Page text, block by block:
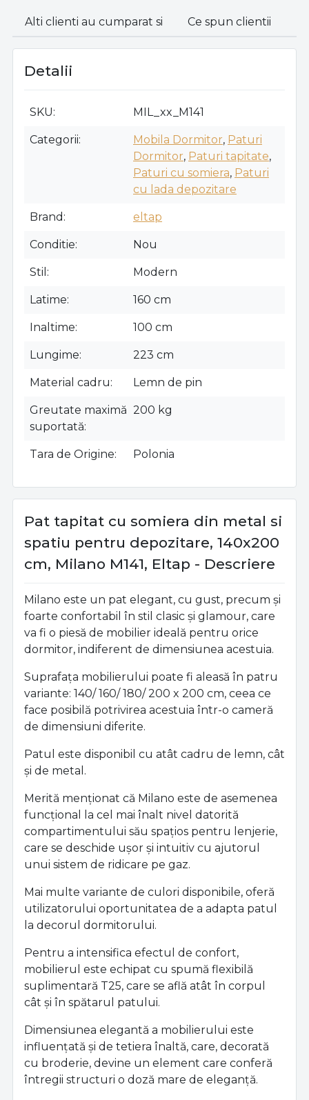
Alti clienti au cumparat si Ce spun clientii
Detalii
SKU MIL_xx_M141
Categorii Mobila Dormitor, Paturi
Dormitor, Paturi tapitate,
Paturi cu somiera, Paturi
cu lada depozitare
Brand eltap
Conditie Nou
Stil Modern
Latime 160 cm
Inaltime 100 cm
Lungime 223 cm
Material cadru Lemn de pin
Greutate maximă
suportată
200 kg
Tara de Origine Polonia
Pat tapitat cu somiera din metal si
spatiu pentru depozitare, 140x200
cm, Milano M141, Eltap - Descriere
Milano este un pat elegant, cu gust, precum și
foarte confortabil în stil clasic și glamour, care
va fi o piesă de mobilier ideală pentru orice
dormitor, indiferent de dimensiunea acestuia.
Suprafața mobilierului poate fi aleasă în patru
variante: 140/ 160/ 180/ 200 x 200 cm, ceea ce
face posibilă potrivirea acestuia într-o cameră
de dimensiuni diferite.
Patul este disponibil cu atât cadru de lemn, cât
și de metal.
Merită menționat că Milano este de asemenea
funcțional la cel mai înalt nivel datorită
compartimentului său spațios pentru lenjerie,
care se deschide ușor și intuitiv cu ajutorul
unui sistem de ridicare pe gaz.
Mai multe variante de culori disponibile, oferă
utilizatorului oportunitatea de a adapta patul
la decorul dormitorului.
Pentru a intensifica efectul de confort,
mobilierul este echipat cu spumă flexibilă
suplimentară T25, care se află atât în corpul
cât și în spătarul patului.
Dimensiunea elegantă a mobilierului este
influențată și de tetiera înaltă, care, decorată
cu broderie, devine un element care conferă
întregii structuri o doză mare de eleganță.